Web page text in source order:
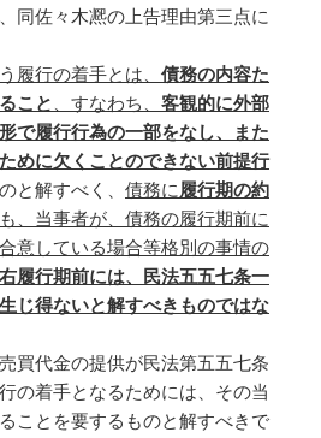
同佐々木凞の上告理由第三点に
う履行の着手とは、 債務の内容た
こと
、すなわち、 客観的に外部
で履行行為の一部をなし、また
めに欠くことのできない前提行
と解すべく、 債務に 履行期の約
、当事者が、債務の履行期前に
意している場合等格別の事情の
履行期前には、民法五五七条一
じ得ないと解すべきものではな
買代金の提供が民法第五五七条
の着手となるためには、その当
ことを要するものと解すべきで